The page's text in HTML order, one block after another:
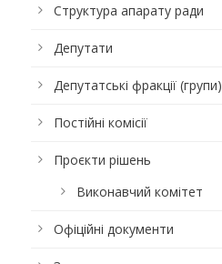
Структура апарату ради
Депутати
Депутатські фракції (групи)
Постійні комісії
Проєкти рішень
Виконавчий комітет
Офіційні документи